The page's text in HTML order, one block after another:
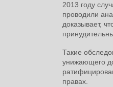
2013 году
проводили
доказывает,
Такие
унижающего
правах.